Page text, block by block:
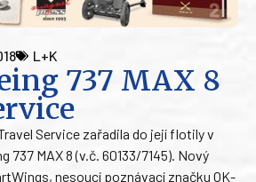
L+K
737 MAX 8
Service zařadila do její flotily v
737 MAX 8 (v.č. 60133/7145). Nový
nesoucí poznávací značku OK-